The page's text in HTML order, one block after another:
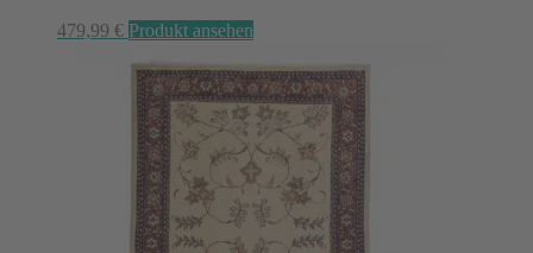
479,99 € Produkt ansehen